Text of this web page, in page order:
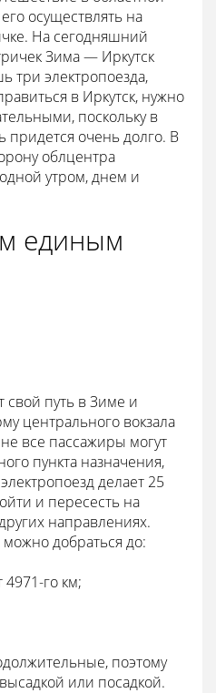
осуществлять на
На сегодняшний
Зима — Иркутск
три электропоезда,
в Иркутск, нужно
поскольку в
придется очень долго. В
облцентра
утром, днем и
единым
свой путь в Зиме и
центрального вокзала
все пассажиры могут
пункта назначения,
делает 25
и пересесть на
направлениях.
можно добраться до:
го км;
поэтому
или посадкой.